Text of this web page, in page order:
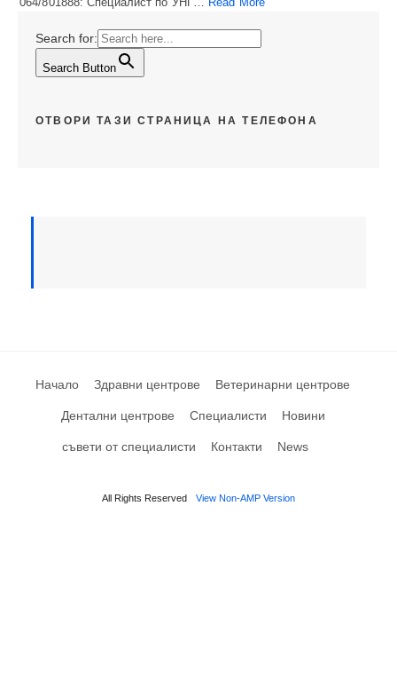
Search for:
Search Button
ОТВОРИ ТАЗИ СТРАНИЦА НА ТЕЛЕФОНА
Начало Здравни центрове Ветеринарни центрове
Дентални центрове Специалисти Новини
съвети от специалисти Контакти News
All Rights Reserved View Non-AMP Version